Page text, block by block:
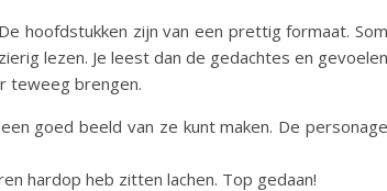
hoofdstukken zijn van een prettig formaat.
lezen. Je leest dan de gedachtes en
teweeg brengen.
goed beeld van ze kunt maken. De
hardop heb zitten lachen. Top gedaan!